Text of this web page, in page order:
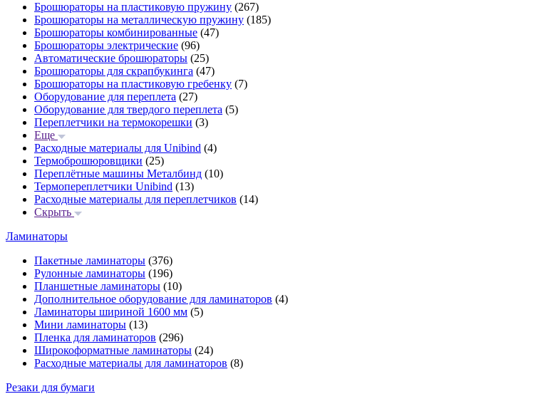
Брошюраторы на пластиковую пружину (267)
Брошюраторы на металлическую пружину (185)
Брошюраторы комбинированные (47)
Брошюраторы электрические (96)
Автоматические брошюраторы (25)
Брошюраторы для скрапбукинга (47)
Брошюраторы на пластиковую гребенку (7)
Оборудование для переплета (27)
Оборудование для твердого переплета (5)
Переплетчики на термокорешки (3)
Еще
Расходные материалы для Unibind (4)
Термоброшюровщики (25)
Переплётные машины Металбинд (10)
Термопереплетчики Unibind (13)
Расходные материалы для переплетчиков (14)
Скрыть
Ламинаторы
Пакетные ламинаторы (376)
Рулонные ламинаторы (196)
Планшетные ламинаторы (10)
Дополнительное оборудование для ламинаторов (4)
Ламинаторы шириной 1600 мм (5)
Мини ламинаторы (13)
Пленка для ламинаторов (296)
Широкоформатные ламинаторы (24)
Расходные материалы для ламинаторов (8)
Резаки для бумаги